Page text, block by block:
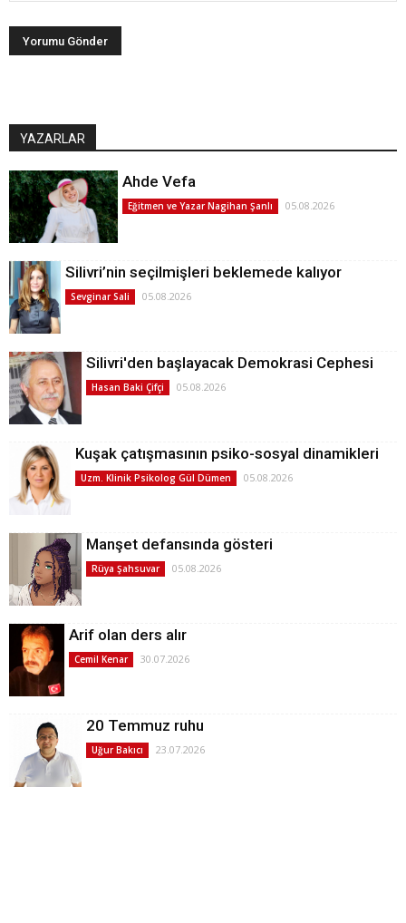
YAZARLAR
Ahde Vefa
Eğitmen ve Yazar Nagihan Şanlı 05.08.2026
Silivri’nin seçilmişleri beklemede kalıyor
Sevginar Sali 05.08.2026
Silivri'den başlayacak Demokrasi Cephesi
Hasan Baki Çifçi 05.08.2026
Kuşak çatışmasının psiko-sosyal dinamikleri
Uzm. Klinik Psikolog Gül Dümen 05.08.2026
Manşet defansında gösteri
Rüya Şahsuvar 05.08.2026
Arif olan ders alır
Cemil Kenar 30.07.2026
20 Temmuz ruhu
Uğur Bakıcı 23.07.2026